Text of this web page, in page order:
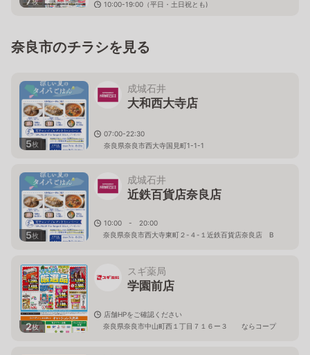
10:00-19:00（平日・土日祝とも)
奈良市のチラシを見る
5枚
成城石井
大和西大寺店
07:00-22:30
奈良県奈良市西大寺国見町1-1-1
5枚
成城石井
近鉄百貨店奈良店
10:00 - 20:00
奈良県奈良市西大寺東町２-４-１近鉄百貨店奈良店 B
2枚
スギ薬局
学園前店
店舗HPをご確認ください
奈良県奈良市中山町西１丁目７１６ー３ ならコープ